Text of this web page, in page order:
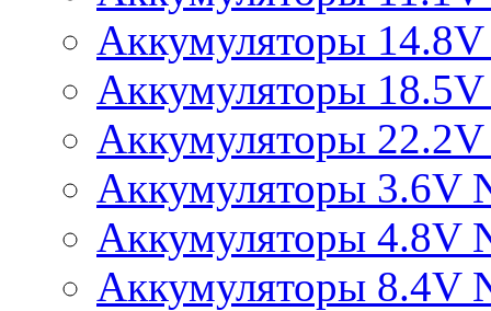
Аккумуляторы
Аккумуляторы
Аккумуляторы
Аккумуляторы 3.6V
Аккумуляторы 4.8V
Аккумуляторы 8.4V